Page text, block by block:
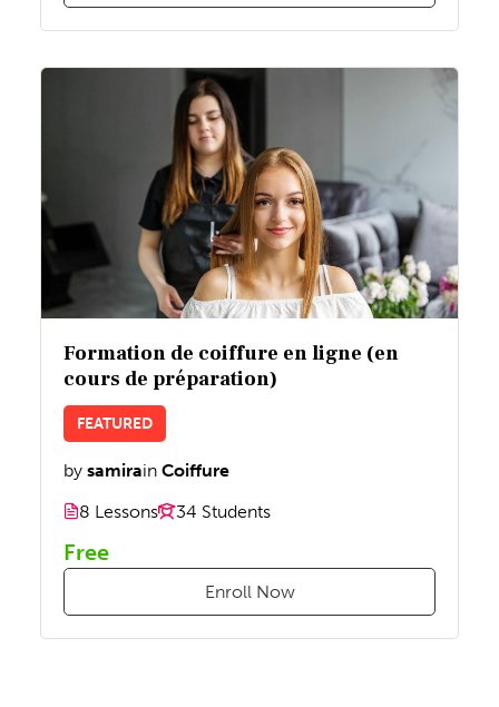
Formation de coiffure en ligne (en
cours de préparation)
FEATURED
by samirain Coiffure
8 Lessons
34 Students
Free
Enroll Now